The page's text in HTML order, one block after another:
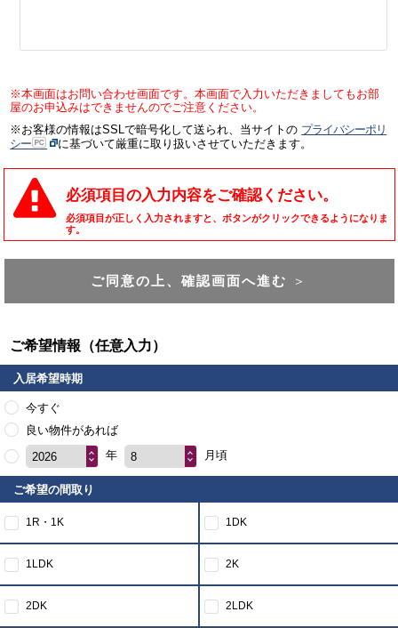
※本画面はお問い合わせ画面です。本画面で入力いただきましてもお部
屋のお申込みはできませんのでご注意ください。
※お客様の情報はSSLで暗号化して送られ、当サイトの プライバシーポリ
シー
に基づいて厳重に取り扱いさせていただきます。
必須項目の入力内容をご確認ください。
必須項目が正しく入力されますと、ボタンがクリックできるようになりま
す。
ご同意の上、確認画面へ進む ＞
ご希望情報（任意入力）
入居希望時期
今すぐ
良い物件があれば
2026
年 8 月頃
ご希望の間取り
1R・1K 1DK
1LDK 2K
2DK 2LDK